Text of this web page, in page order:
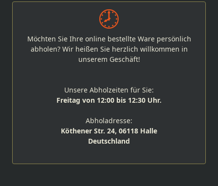
Möchten Sie Ihre online bestellte Ware persönlich
abholen? Wir heißen Sie herzlich willkommen in
unserem Geschäft!
Unsere Abholzeiten für Sie:
Freitag von 12:00 bis 12:30 Uhr.
Abholadresse:
Köthener Str. 24, 06118 Halle
Deutschland